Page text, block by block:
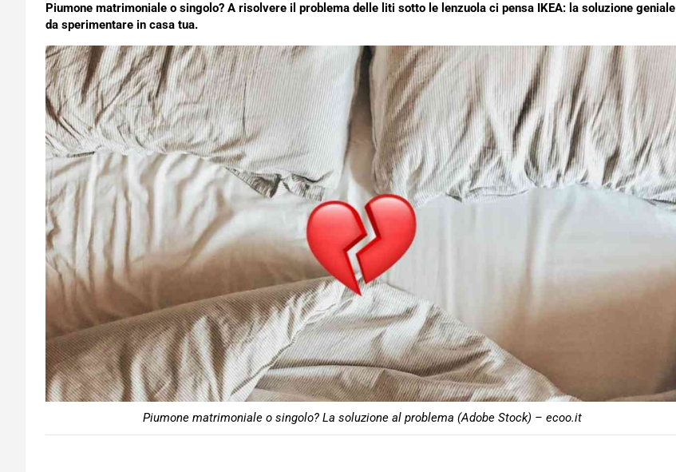
Piumone matrimoniale o singolo? A risolvere il problema delle liti sotto le lenzuola ci pensa IKEA: la soluzione geniale
da sperimentare in casa tua.
Piumone matrimoniale o singolo? La soluzione al problema (Adobe Stock) – ecoo.it